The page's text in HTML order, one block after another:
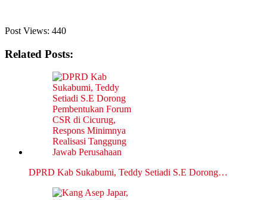
Post Views: 440
Related Posts:
DPRD Kab Sukabumi, Teddy Setiadi S.E Dorong…